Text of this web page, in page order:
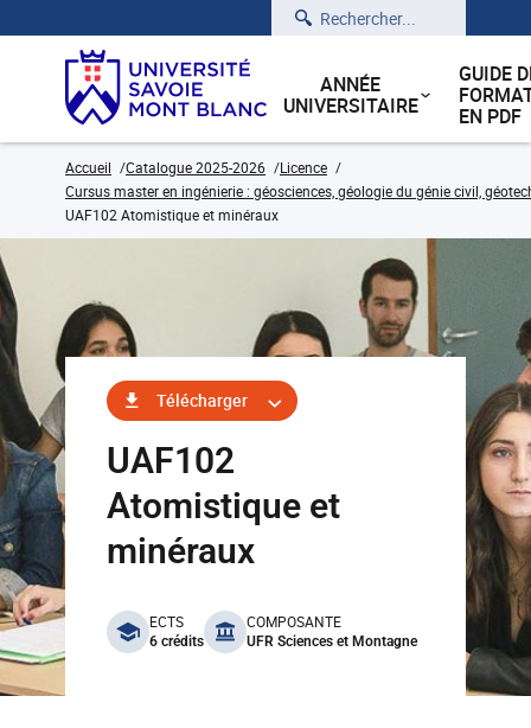
Rechercher
ANNÉE
UNIVERSITAIRE
GUIDE
EN PDF
Accueil Catalogue 2025-2026
Licence
Cursus master en ingénierie : géosciences, géologie du génie civil,
UAF102 Atomistique et minéraux
Télécharger
UAF102
Atomistique et
minéraux
benefits
ECTS
6 crédits
COMPOSANTE
UFR Sciences et Montagne